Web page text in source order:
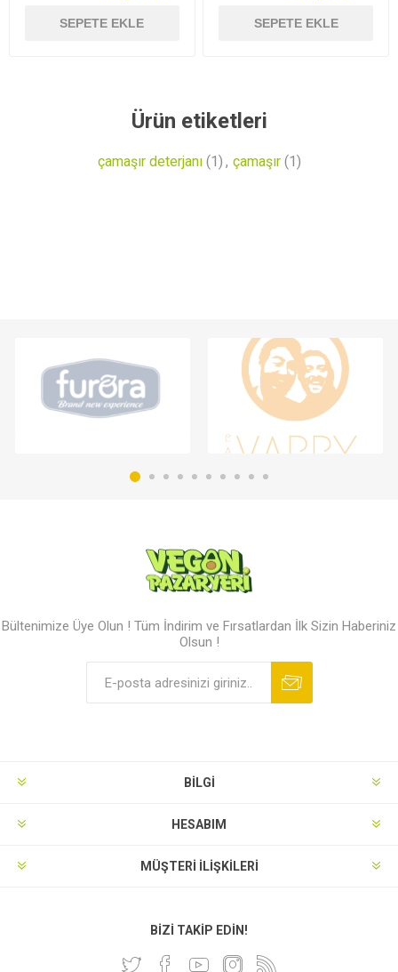
SEPETE EKLE SEPETE EKLE
Ürün etiketleri
çamaşır deterjanı (1) , çamaşır (1)
Bültenimize Üye Olun ! Tüm İndirim ve Fırsatlardan İlk Sizin Haberiniz
Olsun !
BILGI
HESABIM
MÜŞTERI İLIŞKILERI
BIZI TAKIP EDIN!